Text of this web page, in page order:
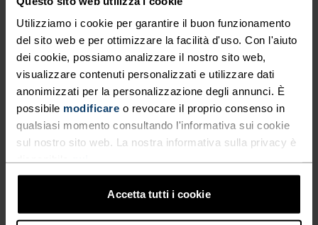
Utilizziamo i cookie per garantire il buon funzionamento
del sito web e per ottimizzare la facilità d'uso. Con l'aiuto
dei cookie, possiamo analizzare il nostro sito web,
visualizzare contenuti personalizzati e utilizzare dati
anonimizzati per la personalizzazione degli annunci. È
possibile modificare o revocare il proprio consenso in
qualsiasi momento consultando l'informativa sui cookie
sul nostro sito web. La nostra informativa sulla privacy è
Accetta tutti i cookie
AVVENTURE IN ALTA QUOTA.
Leggerezza, versatilità e protezione. Abbiamo
progettato i pantaloni da trekking Ascent Light 3/4
in un tessuto parzialmente riciclato resistente
all’acqua ed elasticizzato a due vie per darti la
massima libertà di movimento in ogni condizione
mettere al sicuro i tuoi oggetti personali.
Pantaloni da trekking pronti per ogni avventura.
Disponibili in tre colori.